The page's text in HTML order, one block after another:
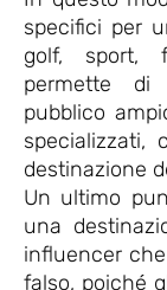
specifici per
golf, sport,
permette
pubblico
specializzati,
destinazione
Un ultimo
una
influencer
falso, poiché